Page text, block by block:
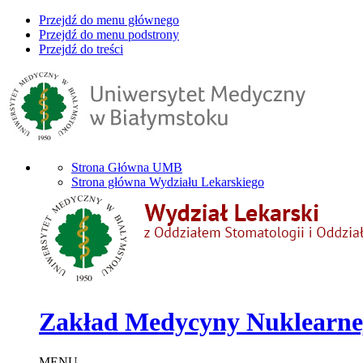
Przejdź do menu głównego
Przejdź do menu podstrony
Przejdź do treści
Strona Główna UMB
Strona główna Wydziału Lekarskiego
Zakład Medycyny